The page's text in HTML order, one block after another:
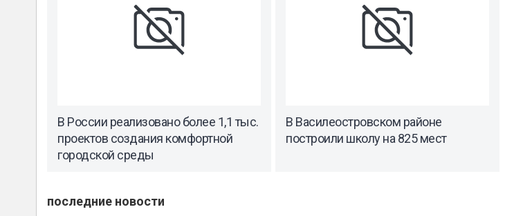
В России реализовано более 1,1 тыс.
проектов создания комфортной
городской среды
В Василеостровском районе
построили школу на 825 мест
последние новости